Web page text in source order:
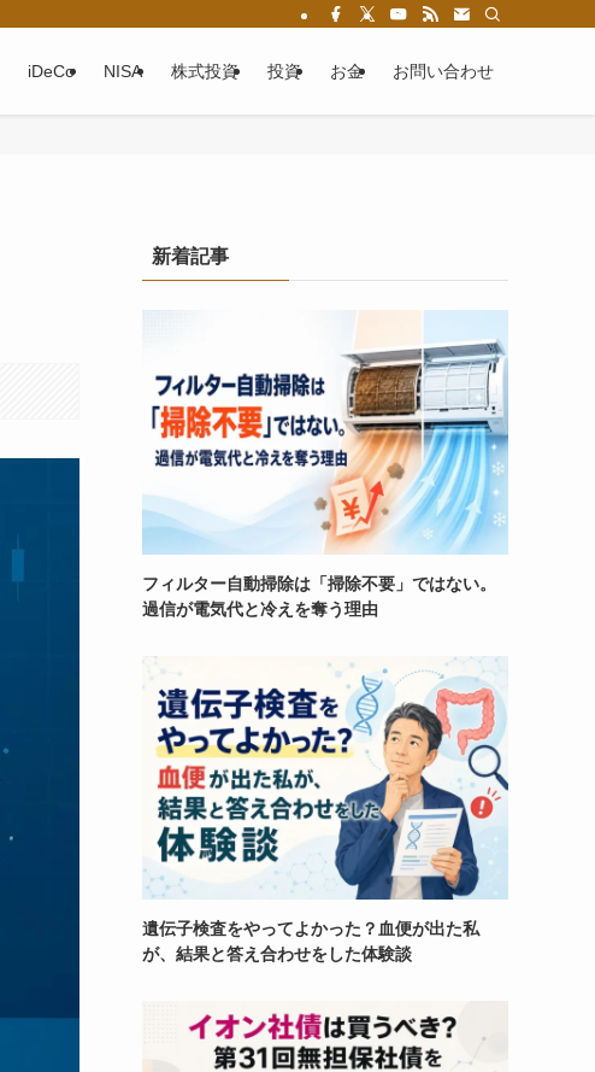
iDeCo NISA 株式投資 投資 お金 お問い合わせ
新着記事
フィルター自動掃除は「掃除不要」ではない。
過信が電気代と冷えを奪う理由
遺伝子検査をやってよかった？血便が出た私
が、結果と答え合わせをした体験談